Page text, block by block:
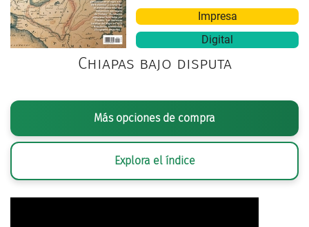
Impresa
Digital
Chiapas bajo disputa
Más opciones de compra
Explora el índice